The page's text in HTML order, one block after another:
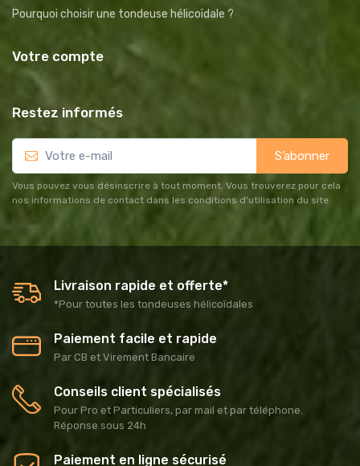
Pourquoi choisir une tondeuse hélicoïdale ?
Votre compte
Restez informés
S’abonner
Vous pouvez vous désinscrire à tout moment. Vous trouverez pour cela
nos informations de contact dans les conditions d'utilisation du site.
Livraison rapide et offerte*
*Pour toutes les tondeuses hélicoïdales
Paiement facile et rapide
Par CB et Virement Bancaire
Conseils client spécialisés
Pour Pro et Particuliers, par mail et par téléphone.
Réponse sous 24h
Paiement en ligne sécurisé